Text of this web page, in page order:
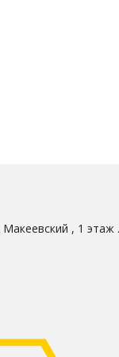
, 1 этаж